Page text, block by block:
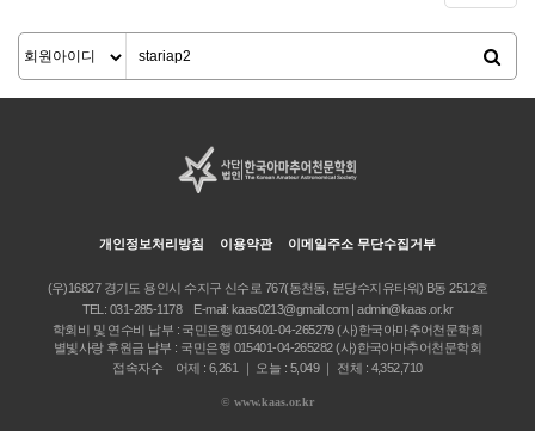
개인정보처리방침 이용약관 이메일주소 무단수집거부
(우)16827 경기도 용인시 수지구 신수로 767(동천동, 분당수지유타워) B동 2512호
TEL: 031-285-1178 E-mail: kaas0213@gmail.com | admin@kaas.or.kr
학회비 및 연수비 납부 : 국민은행 015401-04-265279 (사)한국아마추어천문학회
별빛사랑 후원금 납부 : 국민은행 015401-04-265282 (사)한국아마추어천문학회
접속자수 어제 : 6,261 ｜ 오늘 : 5,049 ｜ 전체 : 4,352,710
© www.kaas.or.kr